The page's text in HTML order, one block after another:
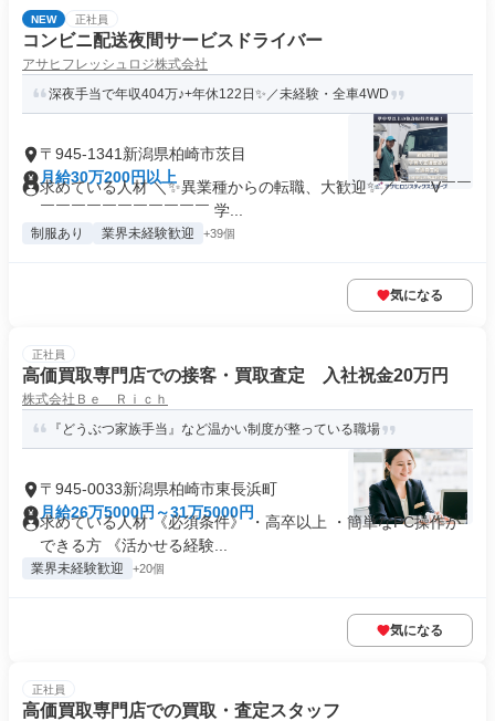
NEW 正社員
コンビニ配送夜間サービスドライバー
アサヒフレッシュロジ株式会社
深夜手当で年収404万♪+年休122日✨／未経験・全車4WD
〒945-1341新潟県柏崎市茨目
月給30万200円以上
求めている人材 ＼✨異業種からの転職、大歓迎✨／ ￣￣V￣￣
￣￣￣￣￣￣￣￣￣￣￣ 学...
制服あり 業界未経験歓迎 +39個
気になる
正社員
高価買取専門店での接客・買取査定 入社祝金20万円
株式会社Ｂｅ Ｒｉｃｈ
『どうぶつ家族手当』など温かい制度が整っている職場
〒945-0033新潟県柏崎市東長浜町
月給26万5000円～31万5000円
求めている人材 《必須条件》 ・高卒以上 ・簡単なPC操作が
できる方 《活かせる経験...
業界未経験歓迎 +20個
気になる
正社員
高価買取専門店での買取・査定スタッフ